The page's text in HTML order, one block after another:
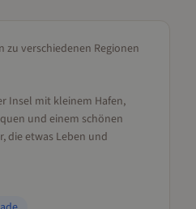
zu verschiedenen Regionen
Insel mit kleinem Hafen,
und einem schönen
die etwas Leben und